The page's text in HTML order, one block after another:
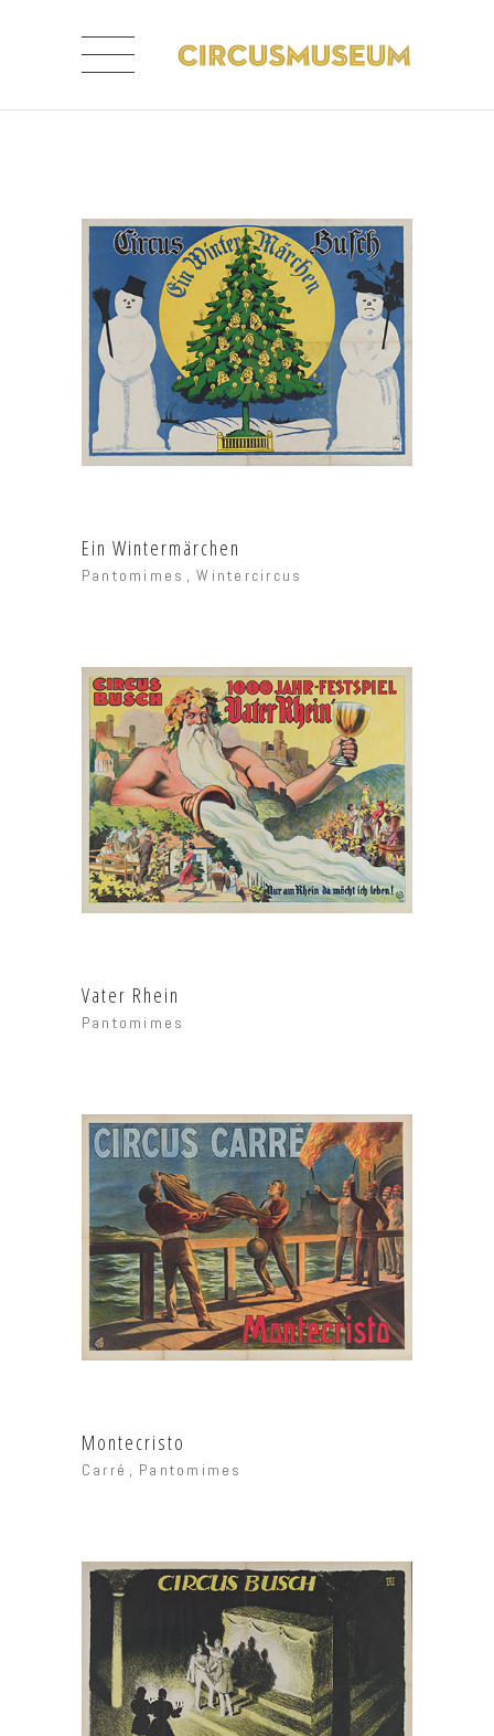
Ein Wintermärchen
Pantomimes Wintercircus
Vater Rhein
Pantomimes
Montecristo
Carré Pantomimes